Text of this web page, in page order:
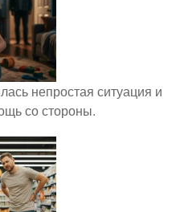
непростая ситуация и
со стороны.